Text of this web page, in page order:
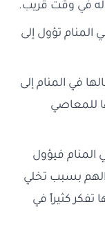
في وقت قريب.
المنام تؤول إلى
في المنام إلى
للمعاصي
المنام فيؤول
بسبب تخلي
تفكر كثيراً في